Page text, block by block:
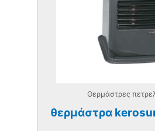
Θερμάστρες
θερμάστρα